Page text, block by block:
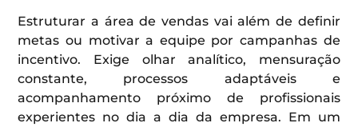
Estruturar a área de vendas vai além de definir
metas ou motivar a equipe por campanhas de
incentivo. Exige olhar analítico, mensuração
constante, processos adaptáveis e
acompanhamento próximo de profissionais
experientes no dia a dia da empresa. Em um